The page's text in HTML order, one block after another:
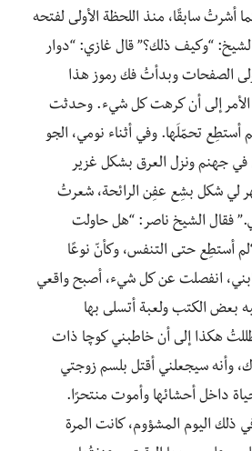
سابقًا، منذ اللحظة الأولى لفتحه
الشيخ: “وكيف ذلك؟” قال غازي: “دوار
الصفحات وبدأتُ فك رموز هذا
الأمر إلى أن كرهت كل شيء. وحدثت
تحمّلَها. وفي أثناء نومي، الجو
في جهنم ونزل العرق بشكل غزير
لي شكل بشِع عفِن الرائحة، شعرتُ
فقال الشيخ ناصر: “هل حاولت
أستطِع حتى التنفس، وكأنّ نوعًا
انفصلت عن كل شيء، أصبح واقعي
بعض الكتب ولعبة أتسلى بها
هكذا إلى أن خاطبني كوچا ذات
وأنه سيجعلني أقتل بلسم زوجتي
داخل أحشائها وأموت منتحرًا.
ذلك اليوم المشؤوم، كانت المرة